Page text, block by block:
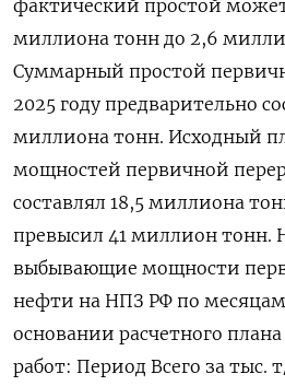
фактический простой
миллиона тонн до 2,6
Суммарный простой
2025 году предварительно
миллиона тонн. Исходный
мощностей первичной
составлял 18,5 миллиона
превысил 41 миллион тонн.
выбывающие мощности
нефти на НПЗ РФ по месяцам
основании расчетного
работ: Период Всего за тыс.